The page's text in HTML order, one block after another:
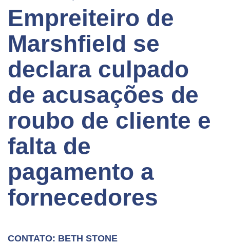
Empreiteiro de
Marshfield se
declara culpado
de acusações de
roubo de cliente e
falta de
pagamento a
fornecedores
CONTATO: BETH STONE